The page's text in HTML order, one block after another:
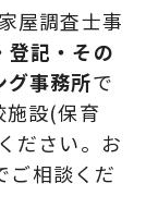
屋調査士事
登記・その
グ事務所で
施設(保育
ださい。お
ご相談くだ